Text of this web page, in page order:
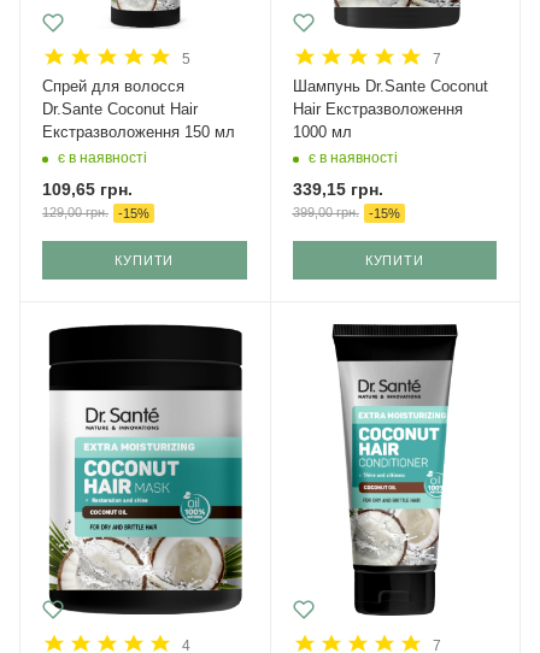
5
Спрей для волосся
Dr.Sante Coconut Hair
Екстразволоження 150 мл
є в наявності
109,65 грн.
129,00грн. -15%
КУПИТИ
7
Шампунь Dr.Sante Coconut
Hair Екстразволоження
1000 мл
є в наявності
339,15грн.
399,00грн. -15%
КУПИТИ
4 7